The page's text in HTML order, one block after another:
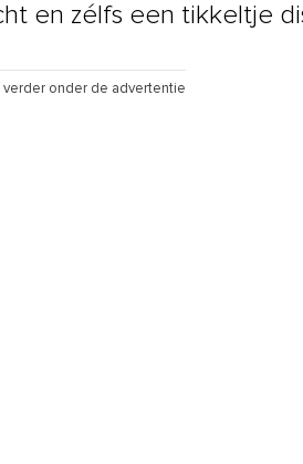
en zélfs een tikkeltje
verder onder de advertentie